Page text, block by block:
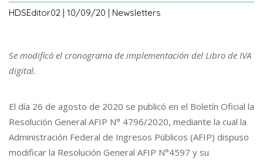
HDSEditor02 | 10/09/20 | Newsletters
Se modificó el cronograma de implementación del Libro de IVA
digital.
El día 26 de agosto de 2020 se publicó en el Boletín Oficial la
Resolución General AFIP N° 4796/2020, mediante la cual la
Administración Federal de Ingresos Públicos (AFIP) dispuso
modificar la Resolución General AFIP N°4597 y su